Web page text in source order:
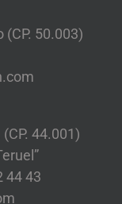
(CP. 50.003)
44.001)
44 43